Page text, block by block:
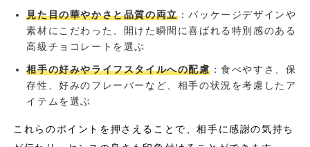
見た目の華やかさと品質の両立：パッケージデザインや
素材にこだわった、開けた瞬間に喜ばれる特別感のある
高級チョコレートを選ぶ
相手の好みやライフスタイルへの配慮：食べやすさ、保
存性、好みのフレーバーなど、相手の状況を考慮したア
イテムを選ぶ
これらのポイントを押さえることで、相手に感謝の気持ち